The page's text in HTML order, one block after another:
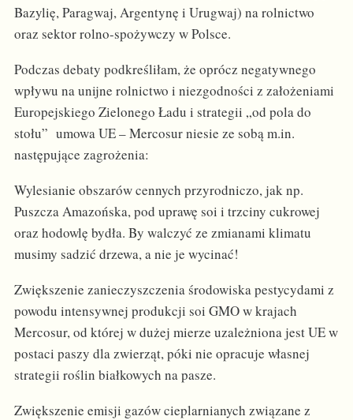
Bazylię, Paragwaj, Argentynę i Urugwaj) na rolnictwo
oraz sektor rolno-spożywczy w Polsce.
Podczas debaty podkreśliłam, że oprócz negatywnego
wpływu na unijne rolnictwo i niezgodności z założeniami
Europejskiego Zielonego Ładu i strategii „od pola do
stołu” umowa UE – Mercosur niesie ze sobą m.in.
następujące zagrożenia:
Wylesianie obszarów cennych przyrodniczo, jak np.
Puszcza Amazońska, pod uprawę soi i trzciny cukrowej
oraz hodowlę bydła. By walczyć ze zmianami klimatu
musimy sadzić drzewa, a nie je wycinać!
Zwiększenie zanieczyszczenia środowiska pestycydami z
powodu intensywnej produkcji soi GMO w krajach
Mercosur, od której w dużej mierze uzależniona jest UE w
postaci paszy dla zwierząt, póki nie opracuje własnej
strategii roślin białkowych na pasze.
Zwiększenie emisji gazów cieplarnianych związane z